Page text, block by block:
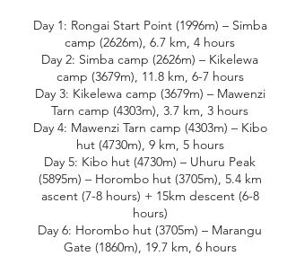
Day 1: Rongai Start Point (1996m) – Simba
camp (2626m), 6.7 km, 4 hours
Day 2: Simba camp (2626m) – Kikelewa
camp (3679m), 11.8 km, 6-7 hours
Day 3: Kikelewa camp (3679m) – Mawenzi
Tarn camp (4303m), 3.7 km, 3 hours
Day 4: Mawenzi Tarn camp (4303m) – Kibo
hut (4730m), 9 km, 5 hours
Day 5: Kibo hut (4730m) – Uhuru Peak
(5895m) – Horombo hut (3705m), 5.4 km
ascent (7-8 hours) + 15km descent (6-8
hours)
Day 6: Horombo hut (3705m) – Marangu
Gate (1860m), 19.7 km, 6 hours